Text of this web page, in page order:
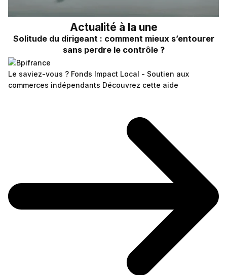
Actualité à la une
Solitude du dirigeant : comment mieux s’entourer
sans perdre le contrôle ?
Le saviez-vous ? Fonds Impact Local - Soutien aux
commerces indépendants Découvrez cette aide